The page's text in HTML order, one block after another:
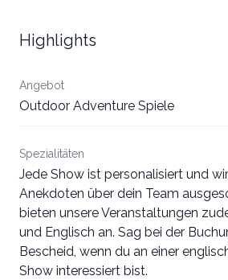
Highlights
Angebot
Outdoor Adventure Spiele
Spezialitäten
Jede Show ist personalisiert und
Anekdoten über dein Team
bieten unsere Veranstaltungen
und Englisch an. Sag bei der
Bescheid, wenn du an einer
Show interessiert bist.